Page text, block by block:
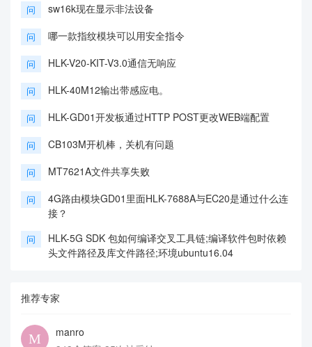
问 sw16k现在显示非法设备
问 哪一款指纹模块可以用安全指令
问 HLK-V20-KIT-V3.0通信无响应
问 HLK-40M12输出带感应电。
问 HLK-GD01开发板通过HTTP POST更改WEB端配置
问 CB103M开机棒，关机有问题
问 MT7621A文件共享失败
问
4G路由模块GD01里面HLK-7688A与EC20是通过什么连
接？
问
HLK-5G SDK 包如何编译交叉工具链;编译软件包时依赖
头文件路径及库文件路径;环境ubuntu16.04
推荐专家
manro